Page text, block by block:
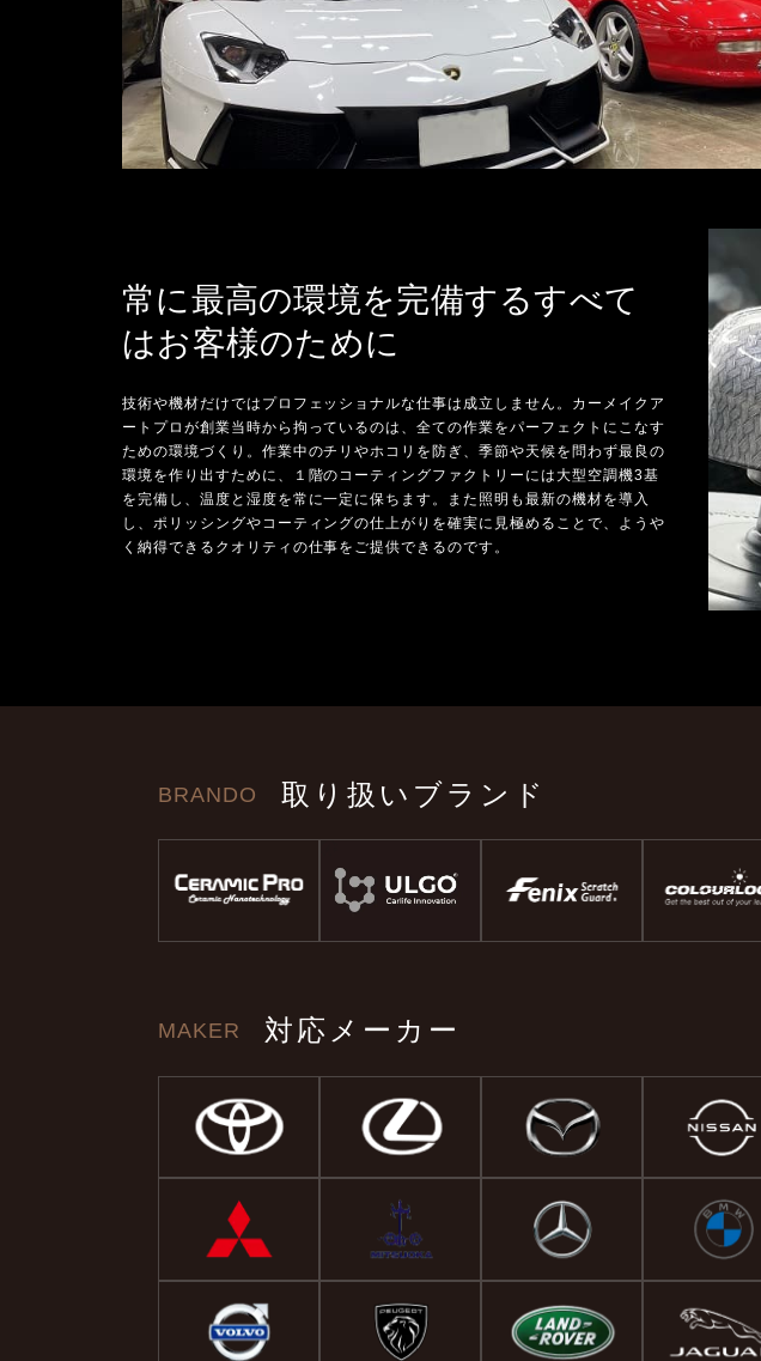
常に最高の環境を完備するすべて
はお客様のために
技術や機材だけではプロフェッショナルな仕事は成立しません。カーメイクア
ートプロが創業当時から拘っているのは、全ての作業をパーフェクトにこなす
ための環境づくり。作業中のチリやホコリを防ぎ、季節や天候を問わず最良の
環境を作り出すために、１階のコーティングファクトリーには大型空調機3基
を完備し、温度と湿度を常に一定に保ちます。また照明も最新の機材を導入
し、ポリッシングやコーティングの仕上がりを確実に見極めることで、ようや
く納得できるクオリティの仕事をご提供できるのです。
BRANDO 取り扱いブランド
MAKER 対応メーカー